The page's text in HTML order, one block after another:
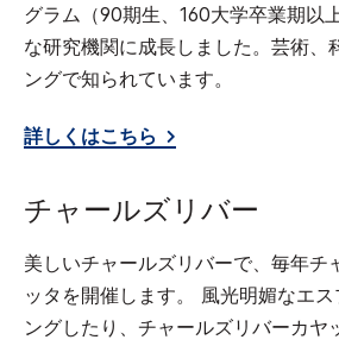
グラム（90期生、160大学卒業期以
な研究機関に成長しました。芸術、
ングで知られています。
詳しくはこちら
チャールズリバー
美しいチャールズリバーで、毎年チ
ッタを開催します。 風光明媚なエ
ングしたり、チャールズリバーカヤ